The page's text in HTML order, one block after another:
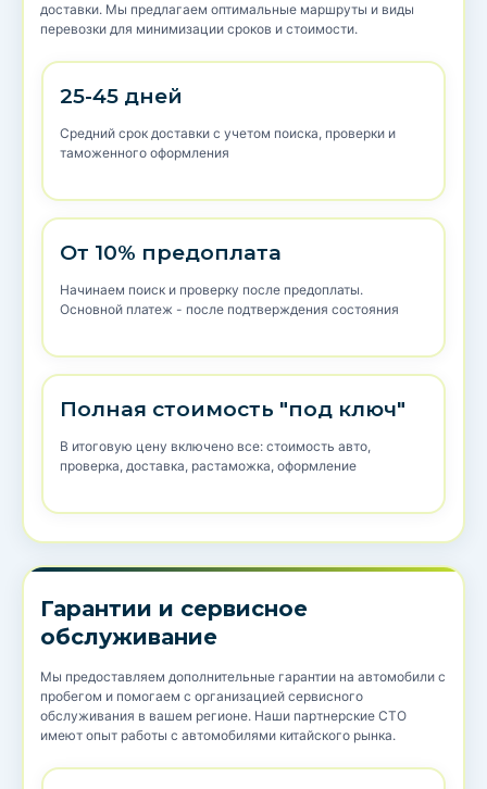
доставки. Мы предлагаем оптимальные маршруты и виды
перевозки для минимизации сроков и стоимости.
25-45 дней
Средний срок доставки с учетом поиска, проверки и
таможенного оформления
От 10% предоплата
Начинаем поиск и проверку после предоплаты.
Основной платеж - после подтверждения состояния
Полная стоимость "под ключ"
В итоговую цену включено все: стоимость авто,
проверка, доставка, растаможка, оформление
Гарантии и сервисное
обслуживание
Мы предоставляем дополнительные гарантии на автомобили с
пробегом и помогаем с организацией сервисного
обслуживания в вашем регионе. Наши партнерские СТО
имеют опыт работы с автомобилями китайского рынка.